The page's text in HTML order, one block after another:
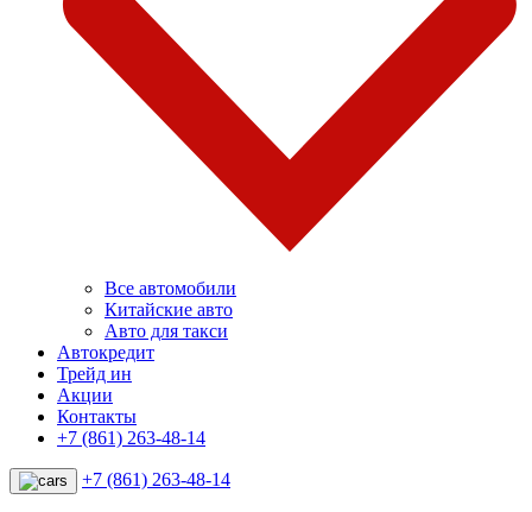
Все автомобили
Китайские авто
Авто для такси
Автокредит
Трейд ин
Акции
Контакты
+7 (861) 263-48-14
+7 (861) 263-48-14